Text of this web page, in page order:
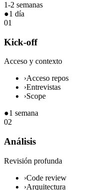
1-2 semanas
●1 día
01
Kick-off
Acceso y contexto
›Acceso repos
›Entrevistas
›Scope
●1 semana
02
Análisis
Revisión profunda
›Code review
›Arquitectura